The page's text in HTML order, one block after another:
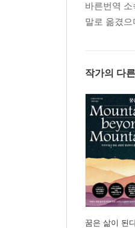
바른번역
말로 옮겼
작가의 다
꿈은 삶이 된